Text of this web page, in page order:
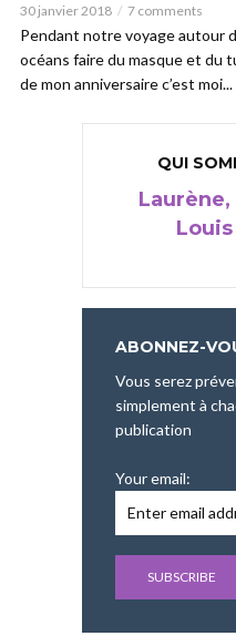
30 janvier 2018 7 comments
Pendant notre voyage autour
océans faire du masque et du
de mon anniversaire c’est moi...
QUI
ABONNEZ-
Vous serez
simplement à
publication
Your email: